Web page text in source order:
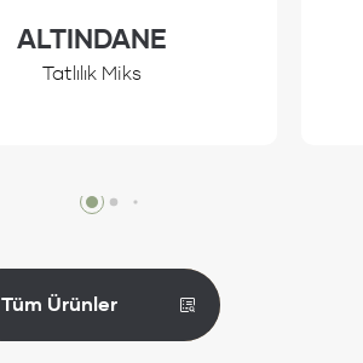
ALTINDANE
Tatlılık Miks
İncele
Tüm Ürünler